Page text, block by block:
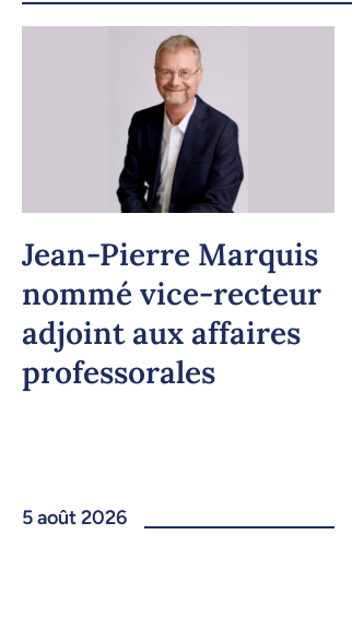
Jean-Pierre Marquis
nommé vice-recteur
adjoint aux affaires
professorales
5 août 2026